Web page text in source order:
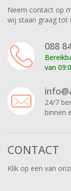
Neem contact op
wij staan graag tot
088
van
24/7
binnen
CONTACT
Klik op een van